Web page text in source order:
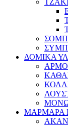
ΔΟΜΙΚΑ
ΜΑΡΜΑΡΑ